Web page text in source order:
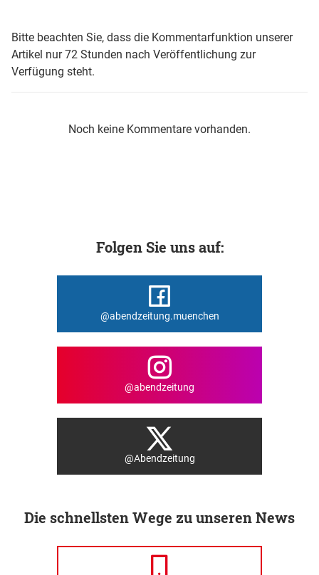
Bitte beachten Sie, dass die Kommentarfunktion unserer
Artikel nur 72 Stunden nach Veröffentlichung zur
Verfügung steht.
Noch keine Kommentare vorhanden.
Folgen Sie uns auf:
@abendzeitung.muenchen
@abendzeitung
@Abendzeitung
Die schnellsten Wege zu unseren News